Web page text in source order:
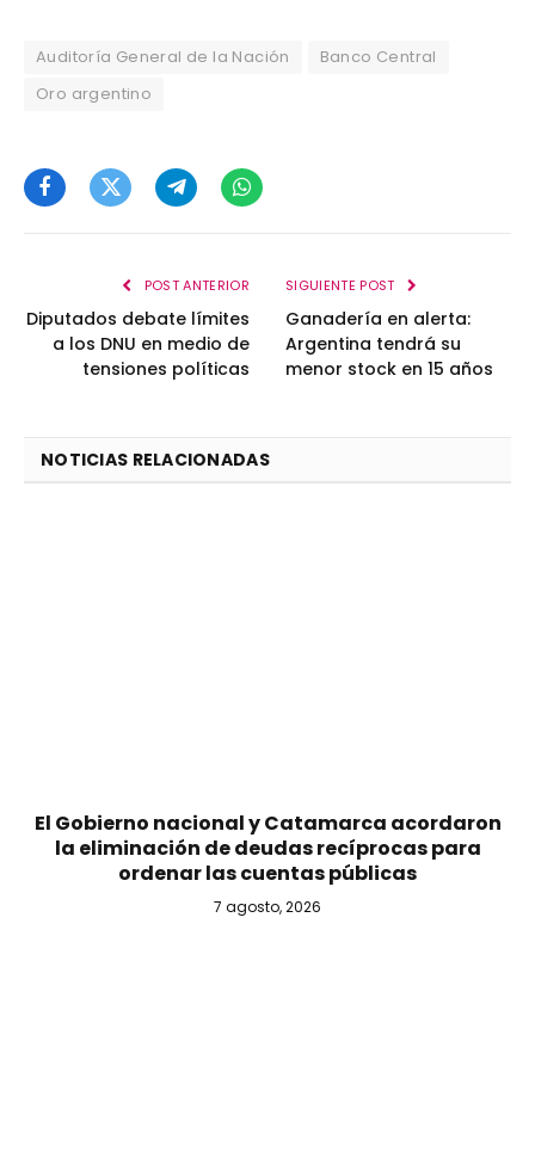
Auditoría General de la Nación
Banco Central
Oro argentino
FacebookTwitterTelegramWhatsApp
POST ANTERIOR
Diputados debate límites
a los DNU en medio de
tensiones políticas
SIGUIENTE POST
Ganadería en alerta:
Argentina tendrá su
menor stock en 15 años
NOTICIAS RELACIONADAS
El Gobierno nacional y Catamarca acordaron
la eliminación de deudas recíprocas para
ordenar las cuentas públicas
7 agosto, 2026